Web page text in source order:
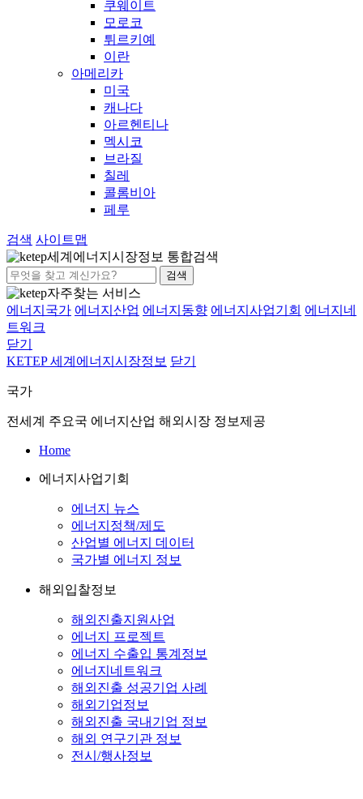
쿠웨이트
모로코
튀르키예
이란
아메리카
미국
캐나다
아르헨티나
멕시코
브라질
칠레
콜롬비아
페루
검색 사이트맵
세계에너지시장정보 통합검색
검색
자주찾는 서비스
에너지국가 에너지산업 에너지동향 에너지사업기회 에너지네
트워크
닫기
KETEP 세계에너지시장정보 닫기
국가
전세계 주요국 에너지산업 해외시장 정보제공
Home
에너지사업기회
에너지 뉴스
에너지정책/제도
산업별 에너지 데이터
국가별 에너지 정보
해외입찰정보
해외진출지원사업
에너지 프로젝트
에너지 수출입 통계정보
에너지네트워크
해외진출 성공기업 사례
해외기업정보
해외진출 국내기업 정보
해외 연구기관 정보
전시/행사정보